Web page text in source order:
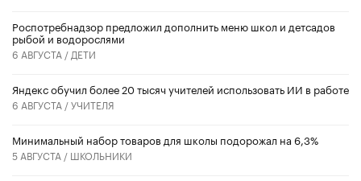
Роспотребнадзор предложил дополнить меню школ и детсадов
рыбой и водорослями
6 АВГУСТА / ДЕТИ
​Яндекс обучил более 20 тысяч учителей использовать ИИ в работе
6 АВГУСТА /УЧИТЕЛЯ
Минимальный набор товаров для школы подорожал на 6,3%
5 АВГУСТА / ШКОЛЬНИКИ